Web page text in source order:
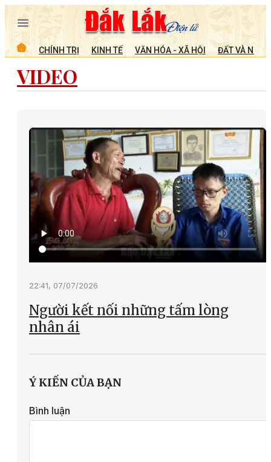
CHÍNH TRỊ KINH TẾ VĂN HÓA - XÃ HỘI ĐẤT VÀ
VIDEO
22:41, 07/07/2026
Người kết nối những tấm lòng
nhân ái
Ý KIẾN CỦA BẠN
Bình luận